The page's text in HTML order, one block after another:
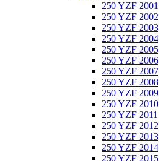
250 YZF 2001
250 YZF 2002
250 YZF 2003
250 YZF 2004
250 YZF 2005
250 YZF 2006
250 YZF 2007
250 YZF 2008
250 YZF 2009
250 YZF 2010
250 YZF 2011
250 YZF 2012
250 YZF 2013
250 YZF 2014
250 YZF 2015